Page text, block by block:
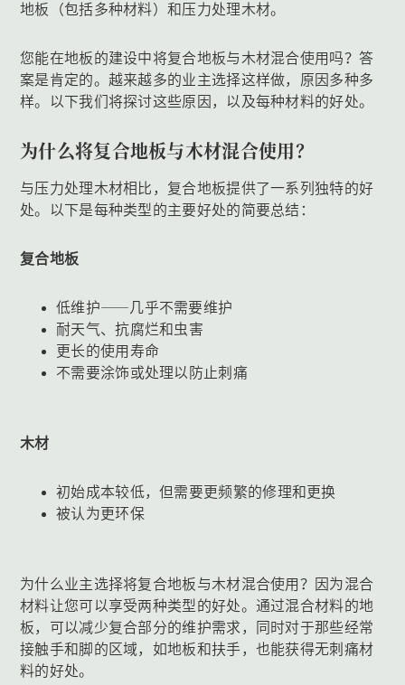
地板（包括多种材料）和压力处理木材。
您能在地板的建设中将复合地板与木材混合使用吗？答
案是肯定的。越来越多的业主选择这样做，原因多种多
样。以下我们将探讨这些原因，以及每种材料的好处。
为什么将复合地板与木材混合使用？
与压力处理木材相比，复合地板提供了一系列独特的好
处。以下是每种类型的主要好处的简要总结：
复合地板
低维护——几乎不需要维护
耐天气、抗腐烂和虫害
更长的使用寿命
不需要涂饰或处理以防止刺痛
木材
初始成本较低，但需要更频繁的修理和更换
被认为更环保
为什么业主选择将复合地板与木材混合使用？因为混合
材料让您可以享受两种类型的好处。通过混合材料的地
板，可以减少复合部分的维护需求，同时对于那些经常
接触手和脚的区域，如地板和扶手，也能获得无刺痛材
料的好处。